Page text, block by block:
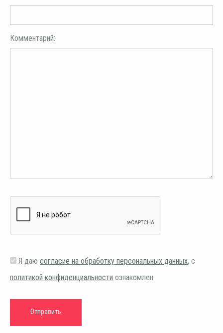
Комментарий:
Я даю согласие на обработку персональных данных, с
политикой конфиденциальности ознакомлен